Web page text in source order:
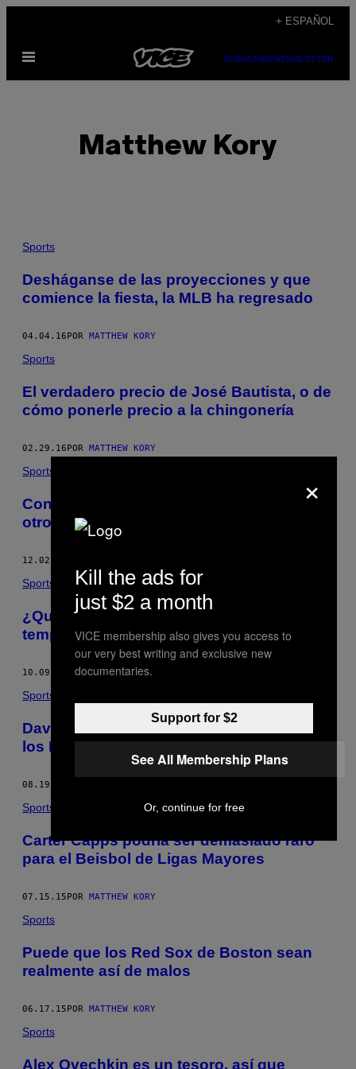
contenido
+ ESPAÑOL
Abrir
SUBSCRIBENEWSLETTER
Matthew Kory
POSTS
BY
THIS
AUTHOR
Sports
Desháganse de las proyecciones y que
comience la fiesta, la MLB ha regresado
04.04.16POR MATTHEW KORY
Sports
El verdadero precio de José Bautista, o de
cómo ponerle precio a la chingonería
02.29.16POR MATTHEW KORY
Sports
Con David Price, los Red Sox están en
otro nivel
12.02.15
Sports
¿Qué tan lejos llegará la inusual
temporada de los Rangers?
10.09.15 PORMATTHEW KORY
Sports
Dave Dombrowski y el fin (y principio) de
los Red Sox
08.19.15
Sports
Carter Capps podría ser demasiado raro
para el Beisbol de Ligas Mayores
07.15.15POR MATTHEW KORY
Sports
Puede que los Red Sox de Boston sean
realmente así de malos
06.17.15POR MATTHEW KORY
Sports
Alex Ovechkin es un tesoro, así que
×
Kill the ads for
just $2 a month
VICE membership also gives you access to
our very best writing and exclusive new
documentaries.
Support for $2
See All Membership Plans
Or, continue for free